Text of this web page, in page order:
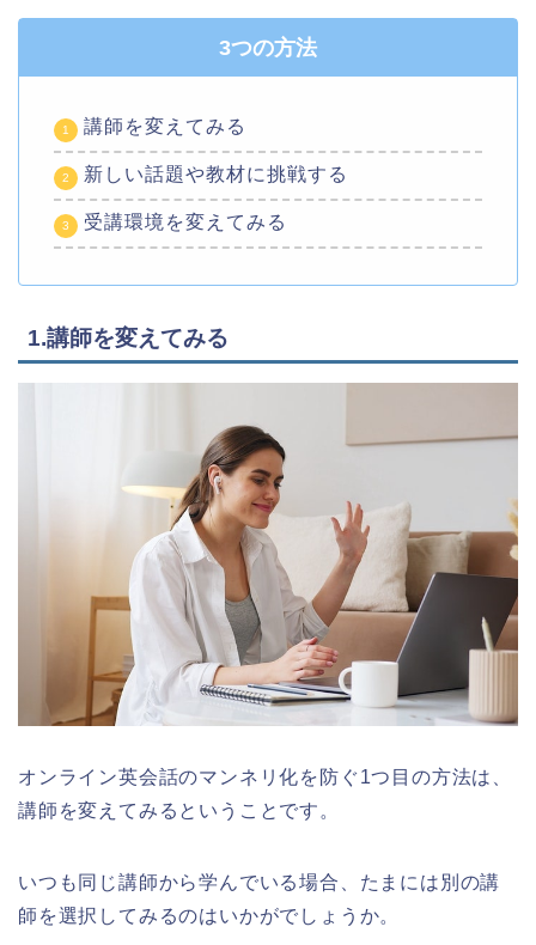
3つの方法
講師を変えてみる
新しい話題や教材に挑戦する
受講環境を変えてみる
1.講師を変えてみる
オンライン英会話のマンネリ化を防ぐ1つ目の方法は、
講師を変えてみるということです。
いつも同じ講師から学んでいる場合、たまには別の講
師を選択してみるのはいかがでしょうか。